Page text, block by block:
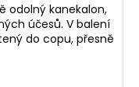
odolný kanekalon,
účesů. V balení
do copu, přesně